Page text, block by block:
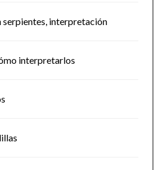
serpientes, interpretación
interpretarlos